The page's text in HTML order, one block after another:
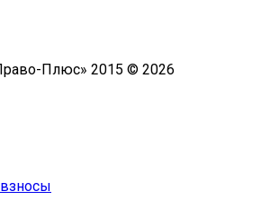
Плюс» 2015 © 2026